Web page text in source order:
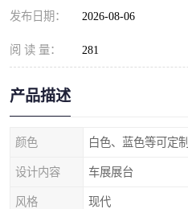
发布日期： 2026-08-06
阅 读 量： 281
产品描述
颜色 白色、蓝色等可定制
设计内容 车展展台
风格 现代